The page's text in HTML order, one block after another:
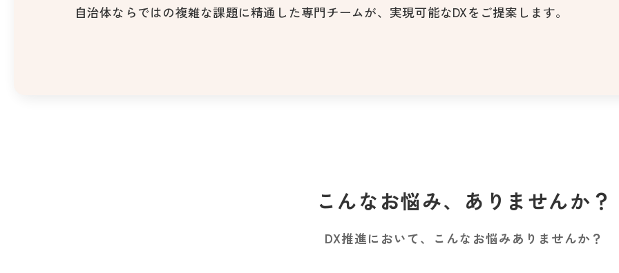
自治体ならではの複雑な課題に精通した専門チームが、実現可能なDXをご提案します。
こんなお悩み
こんなお悩み、 あ り ませんか？
DX推進において、こんなお悩みありませんか？